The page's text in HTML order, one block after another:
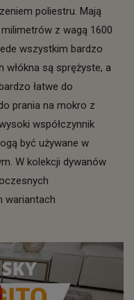
poliestru. Mają
z wagą 1600
wszystkim bardzo
włókna są sprężyste, a
łatwe do
prania na mokro z
współczynnik
być używane w
W kolekcji dywanów
wariantach